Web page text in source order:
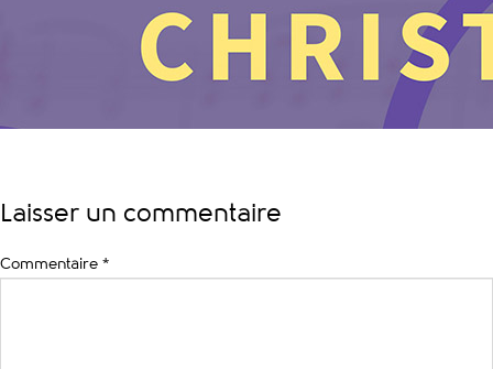
Laisser un commentaire
Commentaire *